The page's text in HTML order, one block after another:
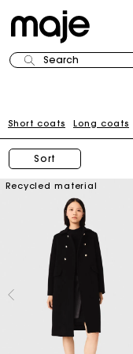
Search
Short coats Long coats
Sort
Recycled material